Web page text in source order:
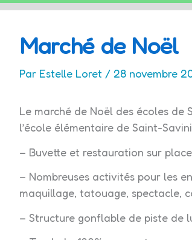
MUNG
Marché de Noël
Par Estelle Loret / 28 novembre
Le marché de Noël des écoles de
l’école élémentaire de Saint-
– Buvette et restauration sur
– Nombreuses activités pour les
maquillage, tatouage, spectacle,
– Structure gonflable de piste de